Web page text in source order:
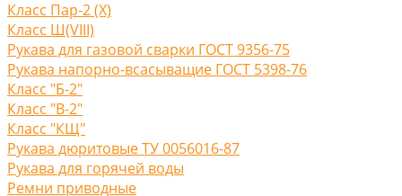
Класс Пар-2 (X)
Класс Ш(VIII)
Рукава для газовой сварки ГОСТ 9356-75
Рукава напорно-всасыващие ГОСТ 5398-76
Класс "Б-2"
Класс "В-2"
Класс "КЩ"
Рукава дюритовые ТУ 0056016-87
Рукава для горячей воды
Ремни приводные